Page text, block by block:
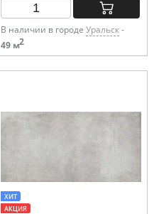
В наличии в городе Уральск-
49 м2
ХИТ
АКЦИЯ